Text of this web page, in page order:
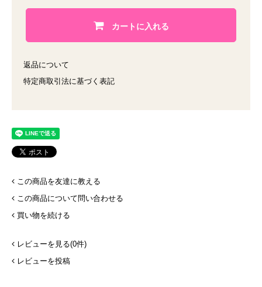
カートに入れる
返品について
特定商取引法に基づく表記
この商品を友達に教える
この商品について問い合わせる
買い物を続ける
レビューを見る(0件)
レビューを投稿